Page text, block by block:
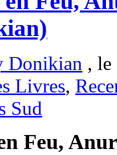
Donikian ,
Livres,
Sud
Feu,